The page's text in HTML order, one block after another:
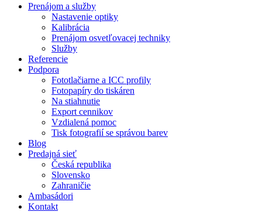
Prenájom a služby
Nastavenie optiky
Kalibrácia
Prenájom osvetľovacej techniky
Služby
Referencie
Podpora
Fototlačiarne a ICC profily
Fotopapíry do tiskáren
Na stiahnutie
Export cennikov
Vzdialená pomoc
Tisk fotografií se správou barev
Blog
Predajná sieť
Česká republika
Slovensko
Zahraničie
Ambasádori
Kontakt